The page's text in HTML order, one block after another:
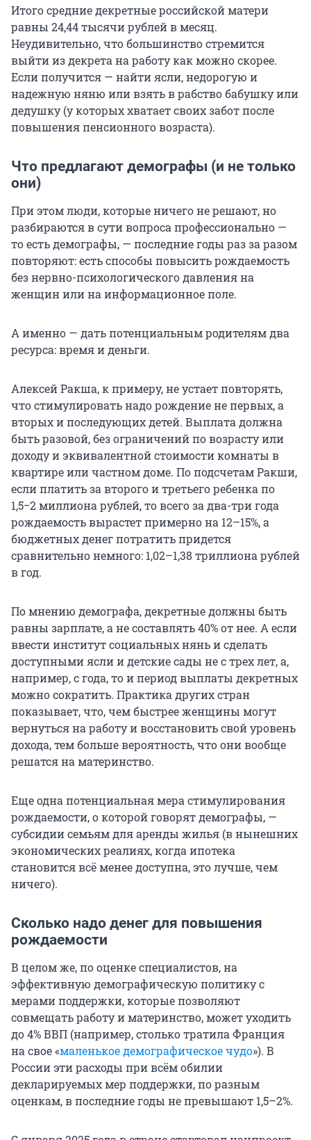
Итого средние декретные российской матери
равны 24,44 тысячи рублей в месяц.
Неудивительно, что большинство стремится
выйти из декрета на работу как можно скорее.
Если получится — найти ясли, недорогую и
надежную няню или взять в рабство бабушку или
дедушку (у которых хватает своих забот после
повышения пенсионного возраста).
Что предлагают демографы (и не только
они)
При этом люди, которые ничего не решают, но
разбираются в сути вопроса профессионально —
то есть демографы, — последние годы раз за разом
повторяют: есть способы повысить рождаемость
без нервно-психологического давления на
женщин или на информационное поле.
А именно — дать потенциальным родителям два
ресурса: время и деньги.
Алексей Ракша, к примеру, не устает повторять,
что стимулировать надо рождение не первых, а
вторых и последующих детей. Выплата должна
быть разовой, без ограничений по возрасту или
доходу и эквивалентной стоимости комнаты в
квартире или частном доме. По подсчетам Ракши,
если платить за второго и третьего ребенка по
1,5−2 миллиона рублей, то всего за два-три года
рождаемость вырастет примерно на 12–15%, а
бюджетных денег потратить придется
сравнительно немного: 1,02–1,38 триллиона рублей
в год.
По мнению демографа, декретные должны быть
равны зарплате, а не составлять 40% от нее. А если
ввести институт социальных нянь и сделать
доступными ясли и детские сады не с трех лет, а,
например, с года, то и период выплаты декретных
можно сократить. Практика других стран
показывает, что, чем быстрее женщины могут
вернуться на работу и восстановить свой уровень
дохода, тем больше вероятность, что они вообще
решатся на материнство.
Еще одна потенциальная мера стимулирования
рождаемости, о которой говорят демографы, —
субсидии семьям для аренды жилья (в нынешних
экономических реалиях, когда ипотека
становится всё менее доступна, это лучше, чем
ничего).
Сколько надо денег для повышения
рождаемости
В целом же, по оценке специалистов, на
эффективную демографическую политику с
мерами поддержки, которые позволяют
совмещать работу и материнство, может уходить
до 4% ВВП (например, столько тратила Франция
на свое «маленькое демографическое чудо»). В
России эти расходы при всём обилии
декларируемых мер поддержки, по разным
оценкам, в последние годы не превышают 1,5–2%.